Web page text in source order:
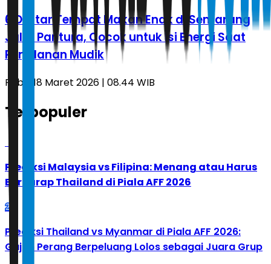
6 Daftar Tempat Makan Enak di Semarang
Jalur Pantura, Cocok untuk Isi Energi Saat
Perjalanan Mudik
Rabu, 18 Maret 2026 | 08.44 WIB
Terpopuler
Prediksi Malaysia vs Filipina: Menang atau Harus
Berharap Thailand di Piala AFF 2026
2
Prediksi Thailand vs Myanmar di Piala AFF 2026:
Gajah Perang Berpeluang Lolos sebagai Juara Grup